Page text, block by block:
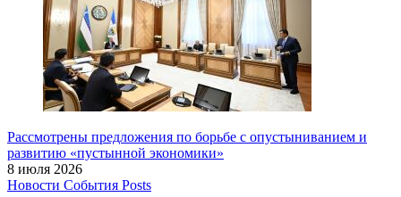
Рассмотрены предложения по борьбе с опустыниванием и
развитию «пустынной экономики»
8 июля 2026
Новости События Posts